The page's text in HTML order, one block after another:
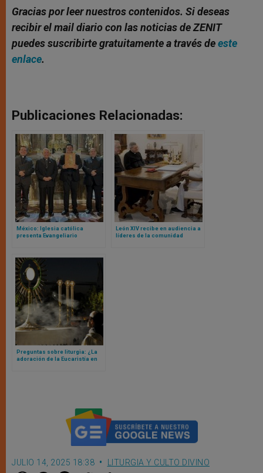
Gracias por leer nuestros contenidos. Si deseas
recibir el mail diario con las noticias de ZENIT
puedes suscribirte gratuitamente a través deeste
enlace.
Publicaciones Relacionadas:
México: Iglesia católica
presenta Evangeliario
León XIV recibe en audiencia a
líderes de la comunidad
Preguntas sobre liturgia: ¿La
adoración de la Eucaristía en
JULIO 14, 2025 18:38 LITURGIA Y CULTO DIVINO